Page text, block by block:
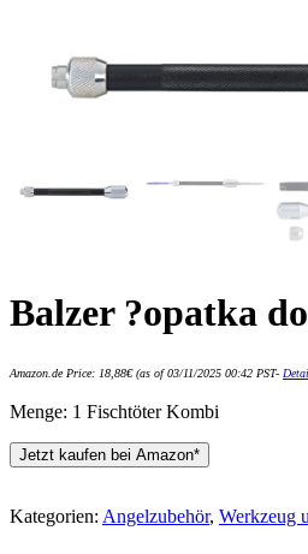
Balzer ?opatka
Amazon.de Price: 18,88€(as of 03/11/2025 00:42 PST-
Menge: 1 Fischtöter Kombi
Jetzt kaufen bei Amazon*
Kategorien: Angelzubehör, Werkzeug